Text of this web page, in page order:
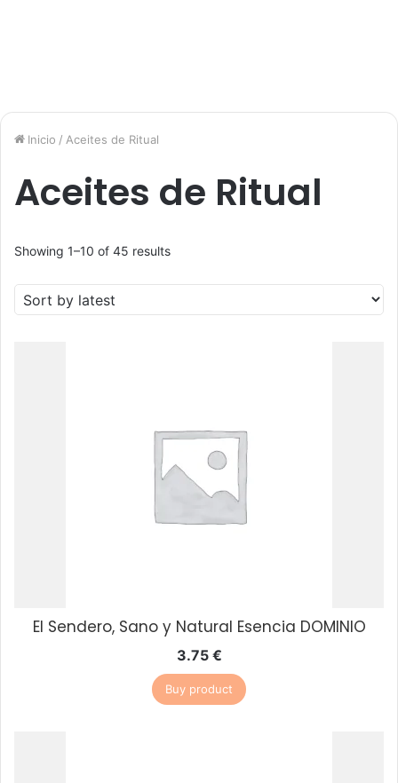
Inicio / Aceites de Ritual
Aceites de Ritual
Showing 1–10 of 45 results
El Sendero, Sano y Natural Esencia DOMINIO
3.75 €
Buy product